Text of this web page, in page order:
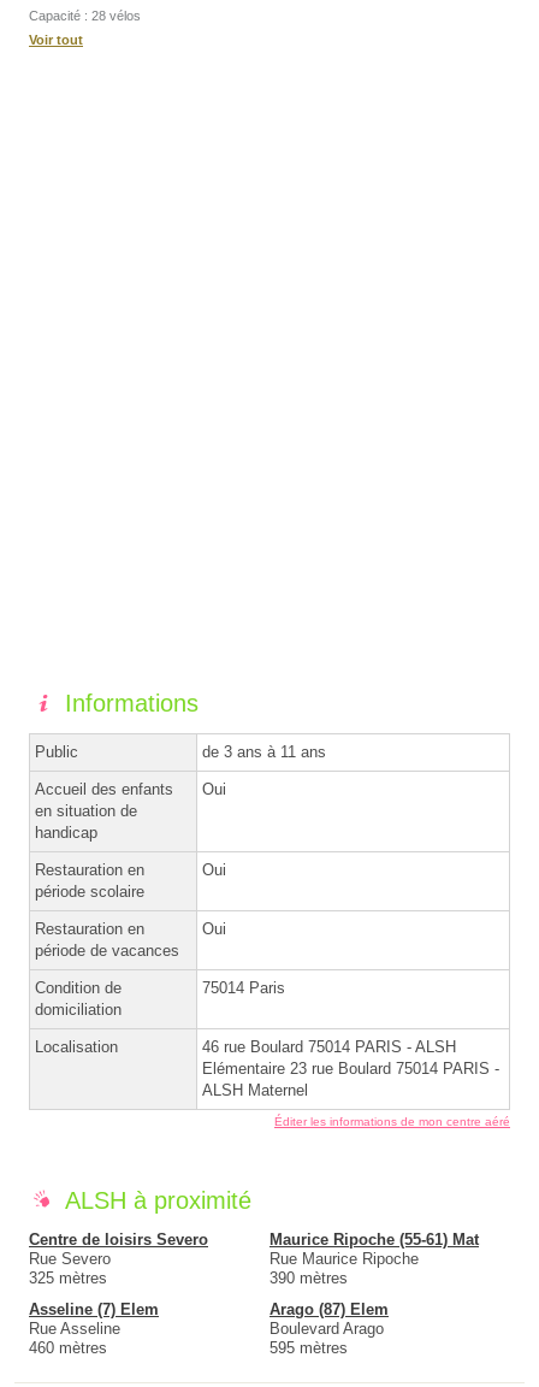
Capacité : 28 vélos
Voir tout
Informations
Public de 3 ans à 11 ans
Accueil des enfants
en situation de
handicap
Oui
Restauration en
période scolaire
Oui
Restauration en
période de vacances
Oui
Condition de
domiciliation
75014 Paris
Localisation
46 rue Boulard 75014 PARIS - ALSH
Elémentaire 23 rue Boulard 75014 PARIS -
ALSH Maternel
Éditer les informations de mon centre aéré
ALSH à proximité
Centre de loisirs Severo
Rue Severo
325 mètres
Maurice Ripoche (55-61) Mat
Rue Maurice Ripoche
390 mètres
Asseline (7) Elem
Rue Asseline
460 mètres
Arago (87) Elem
Boulevard Arago
595 mètres